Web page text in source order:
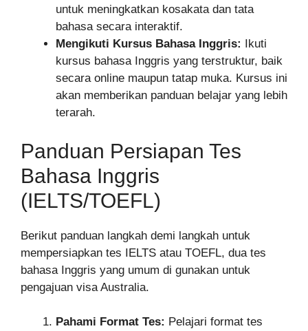
untuk meningkatkan kosakata dan tata
bahasa secara interaktif.
Mengikuti Kursus Bahasa Inggris: Ikuti
kursus bahasa Inggris yang terstruktur, baik
secara online maupun tatap muka. Kursus ini
akan memberikan panduan belajar yang lebih
terarah.
Panduan Persiapan Tes
Bahasa Inggris
(IELTS/TOEFL)
Berikut panduan langkah demi langkah untuk
mempersiapkan tes IELTS atau TOEFL, dua tes
bahasa Inggris yang umum di gunakan untuk
pengajuan visa Australia.
Pahami Format Tes: Pelajari format tes